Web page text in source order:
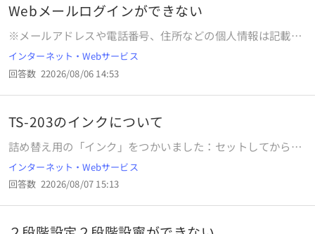
ど）： ※（質問者様へ）わからない項目は「不明」と書いて
ください。 参考画像（スクリーンショットなど）あれば添付
をお願いします。​​ 以上が質問したい内容です。よろしくお願
いいたします。​ ※OKWAVEより補足：「エレコム株式会社の
製品」についての質問です。
Webメールログインができない
※メールアドレスや電話番号、住所などの個人情報は記載し
ないようご注意ください。 ▼製品・サービス名を記入してく
ださい。 【ぷらら（インターネット接続サービス ）】 ▼ど
のようなことでお困りでしょうか？ 相談したいこと、トラブ
ルに至った経緯、試したこと、エラーなどを教えてくださ
信できないなど plalaへのログインを行おうとした。ログイ
ンのメールアドレスに日常使用している メールアドレスを入
れるのか、手元にあるぷらら会員情報のシートにあるユーザ
ーIDを いれるのかわかりません。接続設定情報欄のメルア
ド、本パスワードを入れても間違い となります。いずれにし
い。 ※OKWAVEより補足：「ＩＳＰぷらら」についての質問
インターネット・Webサービス
回答数 22026/08/06 14:53
TS-203のインクについて
詰め替え用の「インク」をつかいました：セットしてからも
「黄色い点滅」が１６回つずきます：前回も「詰め替え用イ
ンク」をしようしましたが「正常に印刷」できました：ＴＳ
203は購入した「新品」です：対応の方法をおしえてくださ
い：８/７日：ｐｍ、３時：送る ※OKWAVEより補足：「キ
インターネット・Webサービス
回答数 22026/08/07 15:13